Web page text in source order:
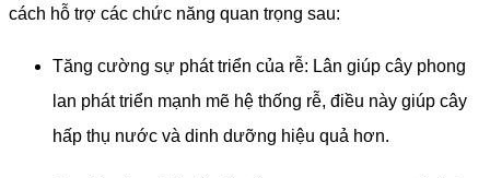
cách hỗ trợ các chức năng quan trọng sau:
Tăng cường sự phát triển của rễ: Lân giúp cây phong
lan phát triển mạnh mẽ hệ thống rễ, điều này giúp cây
hấp thụ nước và dinh dưỡng hiệu quả hơn.